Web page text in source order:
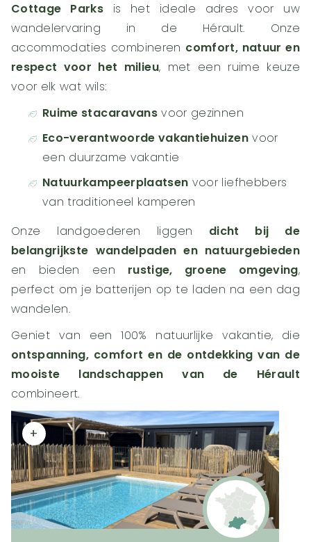
Cottage Parksis het ideale adres voor uw
wandelervaring in de Hérault. Onze
accommodaties combineren comfort, natuur en
respect voor het milieu, met een ruime keuze
voor elk wat wils:
Ruime stacaravansvoor gezinnen
Eco-verantwoorde vakantiehuizenvoor
een duurzame vakantie
Natuurkampeerplaatsen voor liefhebbers
van traditioneel kamperen
Onze landgoederen liggen dicht bij de
belangrijkste wandelpaden en natuurgebieden
en bieden een rustige, groene omgeving,
perfect om je batterijen op te laden na een dag
wandelen.
Geniet van een 100% natuurlijke vakantie, die
ontspanning, comfort en de ontdekking van de
mooiste landschappen van de Hérault
combineert.
+